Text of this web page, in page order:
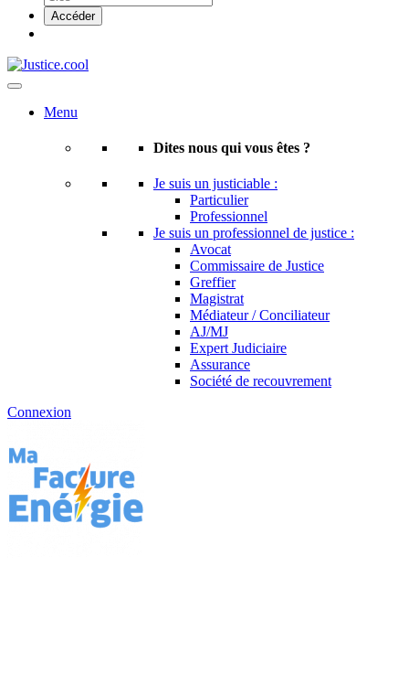
Menu
Dites nous qui vous êtes ?
Je suis un justiciable :
Particulier
Professionnel
Je suis un professionnel de justice :
Avocat
Commissaire de Justice
Greffier
Magistrat
Médiateur / Conciliateur
AJ/MJ
Expert Judiciaire
Assurance
Société de recouvrement
Connexion